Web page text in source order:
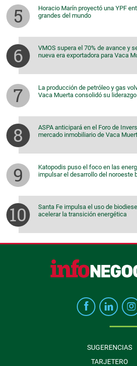
Horacio Marín proyectó una YPF
grandes del mundo
VMOS supera el 70% de avance y
nueva era exportadora para Vaca
La producción de petróleo y gas
Vaca Muerta consolidó su
ASPA anticipará en el Foro de
mercado inmobiliario de Vaca
Katopodis puso el foco en las
impulsar el desarrollo del noroeste
Santa Fe impulsa el uso de
acelerar la transición energética
SUGERENCIAS
TARJETERO